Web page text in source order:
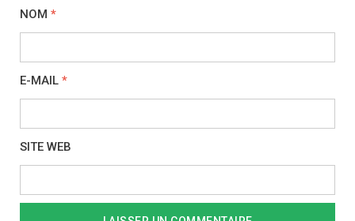
NOM *
E-MAIL *
SITE WEB